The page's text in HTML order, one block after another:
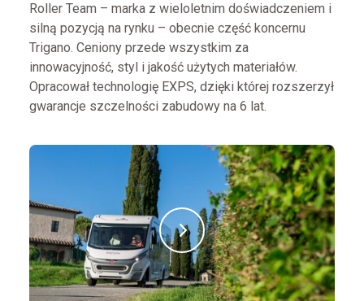
Roller Team – marka z wieloletnim doświadczeniem i
silną pozycją na rynku – obecnie część koncernu
Trigano. Ceniony przede wszystkim za
innowacyjność, styl i jakość użytych materiałów.
Opracował technologię EXPS, dzięki której rozszerzył
gwarancje szczelności zabudowy na 6 lat.